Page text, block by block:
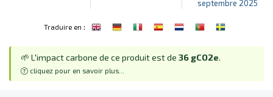
septembre 2025
Traduire en :
🌱 L'impact carbone de ce produit est de 36 gCO2e.
cliquez pour en savoir plus...